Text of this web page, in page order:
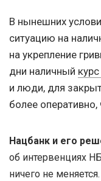
В нынешних
ситуацию на
на укрепление
дни наличный
и люди, для
более оперативно,
Нацбанк и его
об интервенциях
ничего не